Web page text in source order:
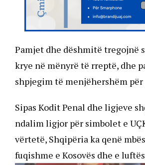
Pamjet dhe dëshmitë tregojnë
krye në mënyrë të rreptë, dhe
shpjegim të menjëhershëm
Sipas Kodit Penal dhe ligjeve
ndalim ligjor për simbolet e
vërtetë, Shqipëria ka qenë
fuqishme e Kosovës dhe e